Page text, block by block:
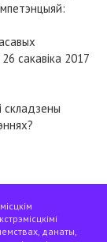
сакавіка 2017
складзены
данаты,